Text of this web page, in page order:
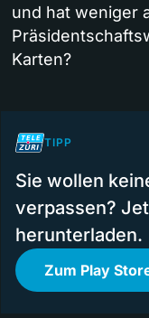
und hat weniger
Karten?
TIPP
Sie wollen
verpassen?
herunterladen.
Zum Play